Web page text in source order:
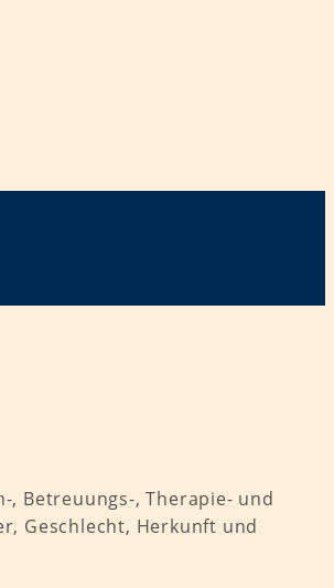
, Betreuungs-, Therapie- und
Geschlecht, Herkunft und